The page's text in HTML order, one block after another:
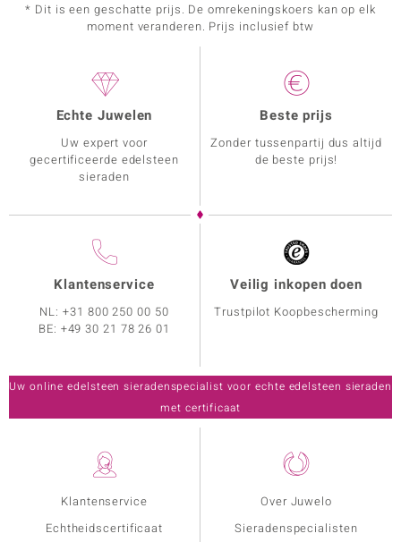
* Dit is een geschatte prijs. De omrekeningskoers kan op elk
moment veranderen. Prijs inclusief btw
Klantenservice
Echtheidscertificaat
Over Juwelo
Sieradenspecialisten
Echte Juwelen
Uw expert voor
gecertificeerde edelsteen
sieraden
Beste prijs
Zonder tussenpartij dus altijd
de beste prijs!
Klantenservice
NL:+31 800 250 00 50
BE: +49 30 21 78 26 01
Veilig inkopen doen
Trustpilot Koopbescherming
Uw online edelsteen sieradenspecialist voor echte edelsteen sieraden
met certificaat